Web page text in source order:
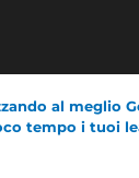
al meglio
tempo i tuoi